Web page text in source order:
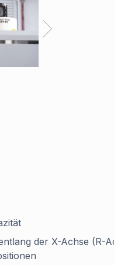
der X-Achse (R-